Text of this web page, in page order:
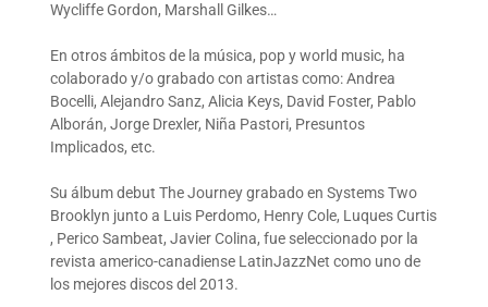
Wycliffe Gordon, Marshall Gilkes…
En otros ámbitos de la música, pop y world music, ha
colaborado y/o grabado con artistas como: Andrea
Bocelli, Alejandro Sanz, Alicia Keys, David Foster, Pablo
Alborán, Jorge Drexler, Niña Pastori, Presuntos
Implicados, etc.
Su álbum debut The Journey grabado en Systems Two
Brooklyn junto a Luis Perdomo, Henry Cole, Luques Curtis
, Perico Sambeat, Javier Colina, fue seleccionado por la
revista americo-canadiense LatinJazzNet como uno de
los mejores discos del 2013.